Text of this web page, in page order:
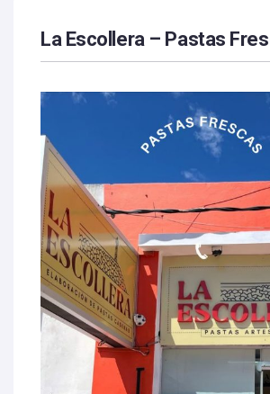
La Escollera – Pastas